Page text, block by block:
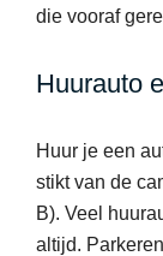
die vooraf
Huurauto
Huur je een
stikt van de
B). Veel
altijd.